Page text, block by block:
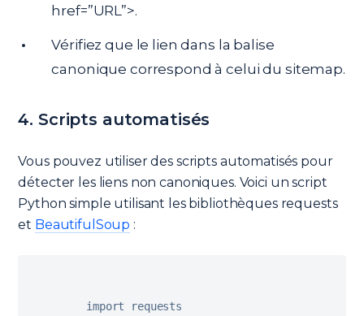
href=”URL”>.
Vérifiez que le lien dans la balise
canonique correspond à celui du sitemap.
4. Scripts automatisés
Vous pouvez utiliser des scripts automatisés pour
détecter les liens non canoniques. Voici un script
Python simple utilisant les bibliothèques requests
et BeautifulSoup :
import